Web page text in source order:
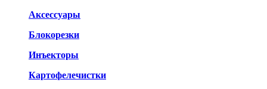
Аксессуары
Блокорезки
Инъекторы
Картофелечистки